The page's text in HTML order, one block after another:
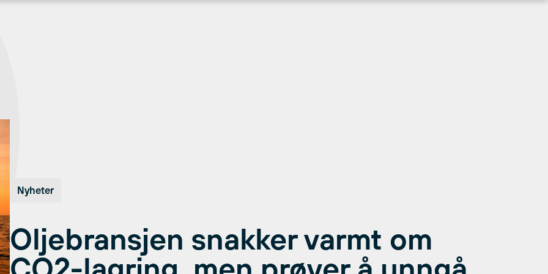
Nyheter
Oljebransjen snakker varmt om